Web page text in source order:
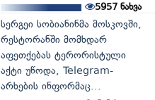
5957 ნახვა
სერგეი სობიანინმა მოსკოვში,
რესტორანში მომხდარ
აფეთქებას ტერორისტული
აქტი უწოდა, Telegram-
არხების ინფორმაც...